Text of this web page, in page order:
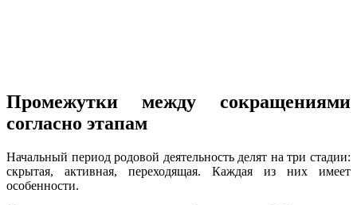
Промежутки между сокращениями
согласно этапам
Начальный период родовой деятельность делят на три стадии:
скрытая, активная, переходящая. Каждая из них имеет
особенности.